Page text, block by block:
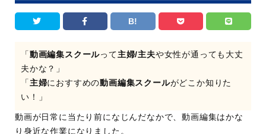
B!
「 動画編集スクールって 主婦/主夫や女性が通っても大丈
夫かな？」
「 主婦におすすめの動画編集スクールがどこか知りた
い！」
動画が日常に当たり前になじんだなかで、動画編集はかな
り身近な作業になりました。